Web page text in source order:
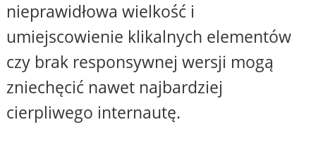
nieprawidłowa wielkość i
umiejscowienie klikalnych elementów
czy brak responsywnej wersji mogą
zniechęcić nawet najbardziej
cierpliwego internautę.